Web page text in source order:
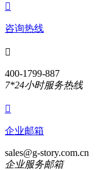

咨询热线

400-1799-887
7*24小时服务热线

企业邮箱
sales@g-story.com.cn
企业服务邮箱